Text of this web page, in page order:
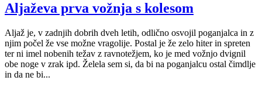
Aljaževa prva vožnja s kolesom
Aljaž je, v zadnjih dobrih dveh letih, odlično osvojil poganjalca in z
njim počel že vse možne vragolije. Postal je že zelo hiter in spreten
ter ni imel nobenih težav z ravnotežjem, ko je med vožnjo dvignil
obe noge v zrak ipd. Želela sem si, da bi na poganjalcu ostal čimdlje
in da ne bi...